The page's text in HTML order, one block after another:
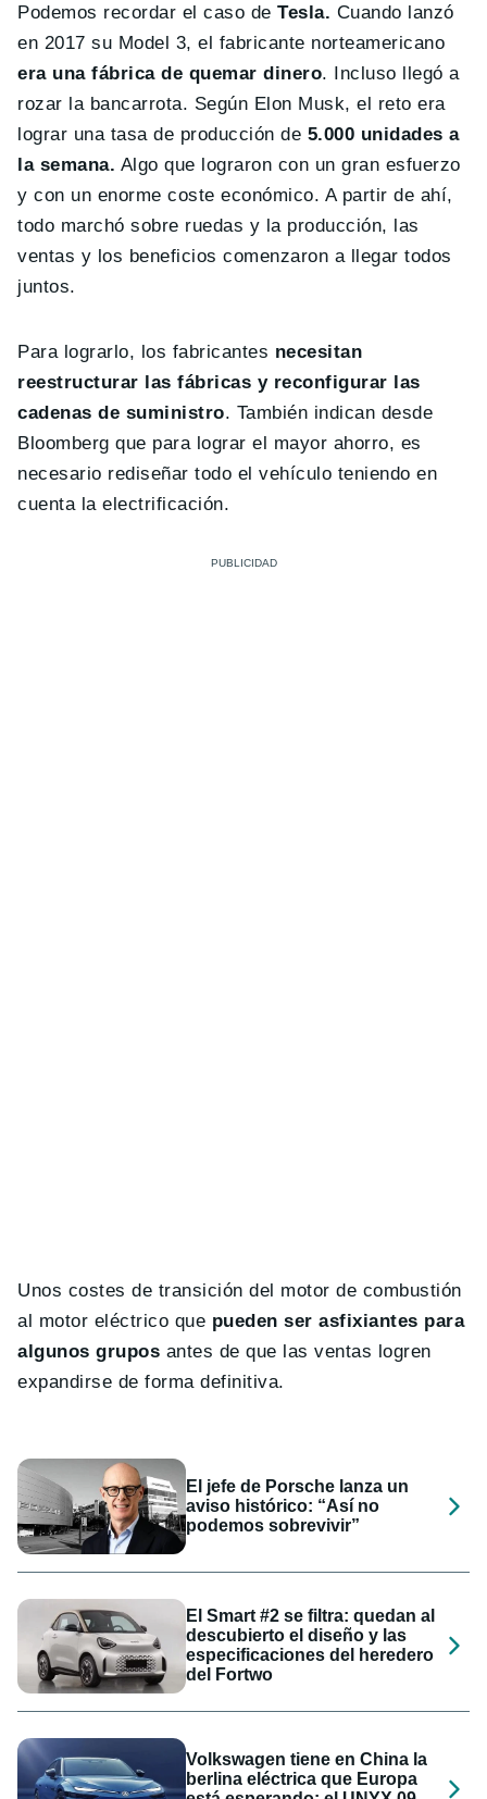
Podemos recordar el caso deTesla. Cuando lanzó
en 2017 su Model 3, el fabricante norteamericano
era una fábrica de quemar dinero. Incluso llegó a
rozar la bancarrota. Según Elon Musk, el reto era
lograr una tasa de producción de 5.000 unidades a
la semana. Algo que lograron con un gran esfuerzo
y con un enorme coste económico. A partir de ahí,
todo marchó sobre ruedas y la producción, las
ventas y los beneficios comenzaron a llegar todos
juntos.
Para lograrlo, los fabricantes necesitan
reestructurar las fábricas y reconfigurar las
cadenas de suministro. También indican desde
Bloomberg que para lograr el mayor ahorro, es
necesario rediseñar todo el vehículo teniendo en
cuenta la electrificación.
Unos costes de transición del motor de combustión
al motor eléctrico que pueden ser asfixiantes para
algunos grupos antes de que las ventas logren
expandirse de forma definitiva.
El jefe de Porsche lanza un
aviso histórico: “Así no
podemos sobrevivir”
El Smart #2 se filtra: quedan al
descubierto el diseño y las
especificaciones del heredero
del Fortwo
Volkswagen tiene en China la
berlina eléctrica que Europa